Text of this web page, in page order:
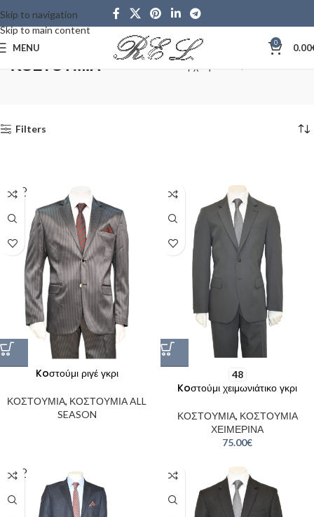
Skip to navigation
Skip to main content
MENU 0 0.00
ΚΟΣΤΟΥΜΙΑ
Filters
SOLD
OUT
Koστούμι ριγέ γκρι
ΚΟΣΤΟΥΜΙΑ, ΚΟΣΤΟΥΜΙΑ ALL
SEASON
48
Koστούμι χειμωνιάτικο γκρι
ΚΟΣΤΟΥΜΙΑ, ΚΟΣΤΟΥΜΙΑ
ΧΕΙΜΕΡΙΝΑ
75.00€
SOLD
OUT